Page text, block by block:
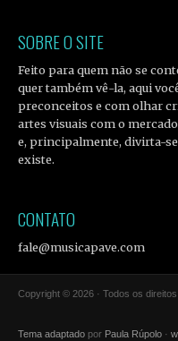
SOBRE O SITE
Feito para quem não se
quer também vê-la, aqui
preconceitos e com olhar
artes visuais com o
e, principalmente, divirta-
existe.
CONTATO
fale@musicapave.com
Copyright © 2026 · Todos os
Tema adaptado por Paula Rúpolo ·